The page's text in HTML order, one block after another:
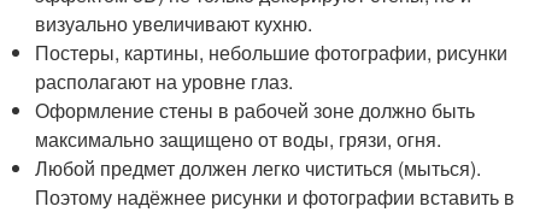
визуально увеличивают кухню.
Постеры, картины, небольшие фотографии, рисунки
располагают на уровне глаз.
Оформление стены в рабочей зоне должно быть
максимально защищено от воды, грязи, огня.
Любой предмет должен легко чиститься (мыться).
Поэтому надёжнее рисунки и фотографии вставить в